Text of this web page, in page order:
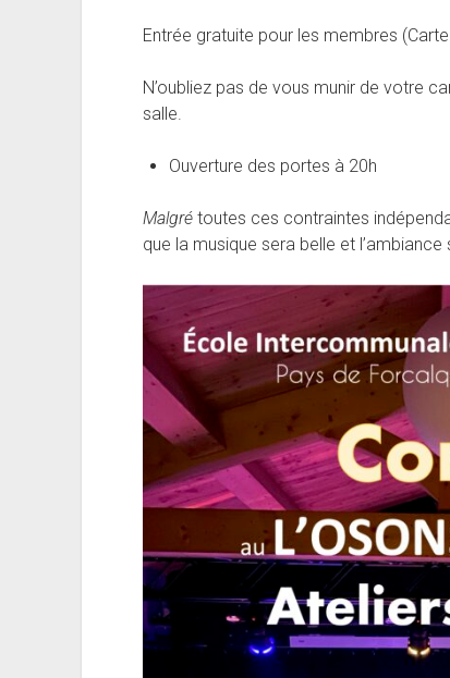
Entrée gratuite pour les membres
N’oubliez pas de vous munir de votre
salle.
Ouverture des portes à 20h
Malgrétoutes ces contraintes
que la musique sera belle et